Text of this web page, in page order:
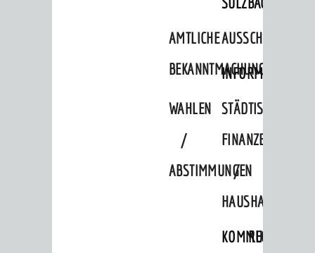
AMTLICHE
BEKANNTMACHUNGEN
WAHLEN
/
ABSTIMMUNGEN
STÄDTISCHE
FINANZEN
/
HAUSHALT
KOMMUNALE